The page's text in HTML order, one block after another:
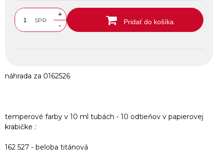
SPR
+
-
Pridať do košíka
náhrada za 0162526
temperové farby v 10 ml tubách - 10 odtieňov v papierovej
krabičke :
162 527 - beloba titánová